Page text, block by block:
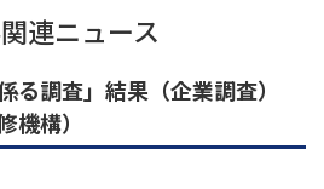
連ニュース
る調査」結果（企業調査）
機構）